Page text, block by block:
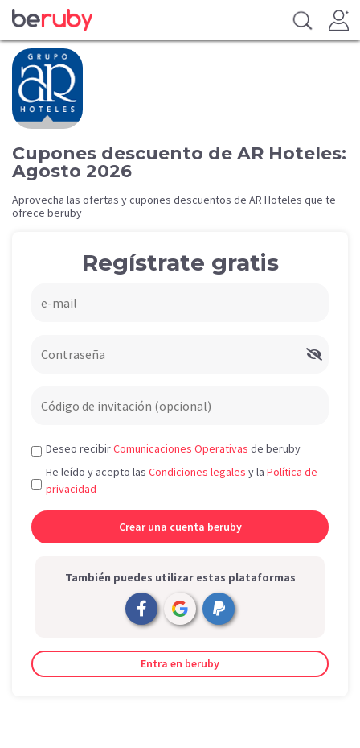
Cupones descuento de AR Hoteles:
Agosto 2026
Aprovecha las ofertas y cupones descuentos de AR Hoteles que te
ofrece beruby
Regístrate gratis
Deseo recibirComunicaciones Operativas de beruby
He leído y acepto las Condiciones legales y la Política de
privacidad
También puedes utilizar estas plataformas
Entra en beruby